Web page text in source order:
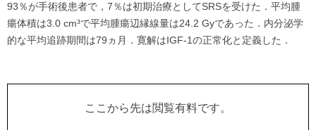
93％が手術後患者で，7％は初期治療としてSRSを受けた．平均腫
瘍体積は3.0 cm³で平均腫瘍辺縁線量は24.2 Gyであった．内分泌学
的な平均追跡期間は79ヵ月．寛解はIGF-1の正常化と定義した．
ここから先は閲覧有料です。